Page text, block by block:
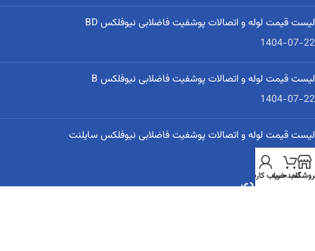
لیست قیمت لوله و اتصالات پوشفیت فاضلابی نیوفلکس BD
1404-07-22
لیست قیمت لوله و اتصالات پوشفیت فاضلابی نیوفلکس B
1404-07-22
لیست قیمت لوله و اتصالات پوشفیت فاضلابی نیوفلکس سایلنت
1404-07-22
لینک‌های کاربردی
سبد خریدحساب کاربری